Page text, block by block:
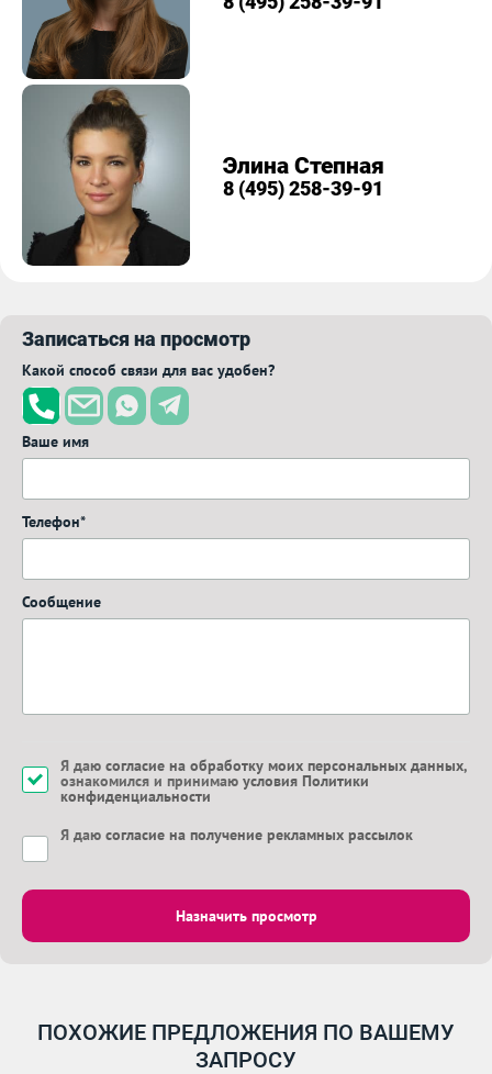
Элина Степная
8 (495) 258-39-91
Записаться на просмотр
Какой способ связи для вас удобен?
Ваше имя
Телефон*
Сообщение
Я даю согласие на обработку моих персональных данных,
ознакомился и принимаю условия Политики
конфиденциальности
Я даю согласие на получение рекламных рассылок
Назначить просмотр
ПОХОЖИЕ ПРЕДЛОЖЕНИЯ ПО ВАШЕМУ
ЗАПРОСУ